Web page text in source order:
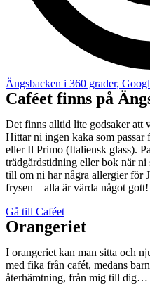
Ängsbacken i 360 grader,
Caféet finns på
Det finns alltid lite godsaker att
Hittar ni ingen kaka som
eller Il Primo (Italiensk glass).
trädgårdstidning eller bok när
till om ni har några allergier för
frysen – alla är värda något gott!
Gå till Caféet
Orangeriet
I orangeriet kan man sitta och
med fika från cafét, medans
återhämtning, från mig till dig…